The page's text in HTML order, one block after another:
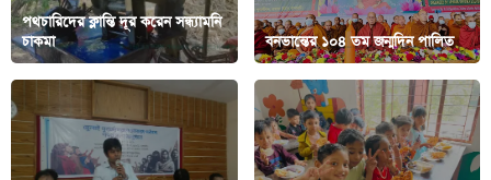
পথচারিদের ক্লান্তি দূর করেন সন্ধ্যামনি
চাকমা
বনভান্তের ১০৪ তম জন্মদিন পালিত